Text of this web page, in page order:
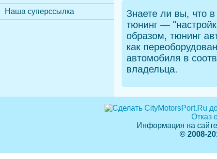
Знаете ли вы, что
тюнинг —
образом, тюнинг
как
автомобиля в
владельца.
Наша суперссылка
Отказ
Информация на
© 2008-